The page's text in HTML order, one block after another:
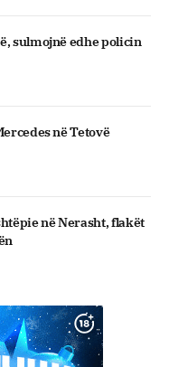
sulmojnë edhe policin
në Tetovë
në Nerasht, flakët